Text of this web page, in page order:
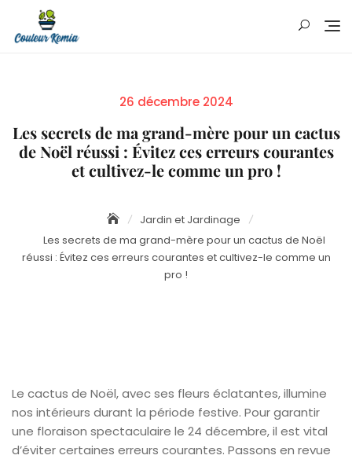
content
Posted
26 décembre 2024
Les secrets de ma grand-mère pour un cactus
de Noël réussi : Évitez ces erreurs courantes
et cultivez-le comme un pro !
Jardin et Jardinage
Les secrets de ma grand-mère pour un cactus de Noël
réussi : Évitez ces erreurs courantes et cultivez-le comme un
pro !
Le cactus de Noël, avec ses fleurs éclatantes, illumine
nos intérieurs durant la période festive. Pour garantir
une floraison spectaculaire le 24 décembre, il est vital
d’éviter certaines erreurs courantes. Passons en revue